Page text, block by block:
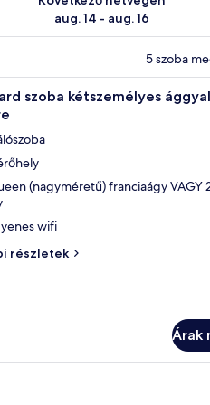
aug. 14 - aug. 16
5 szoba
egy lámpával ellátott íróasztal, egy
Egy
szoba kétszemélyes
(nagyméretű) franciaágy VAGY
wifi
részletek
Árak